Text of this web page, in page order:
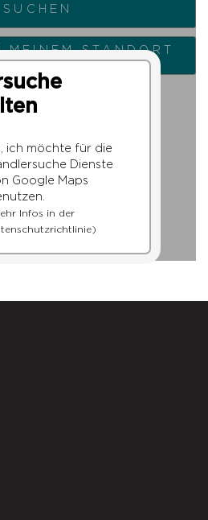
ich möchte für die
Dienste
Google Maps
Infos in der
SUCHEN
MEINEM STANDORT
AUS